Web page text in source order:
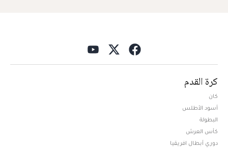
كرة القدم
كان
أسود الأطلس
البطولة
كأس العرش
دوري أبطال افريقيا